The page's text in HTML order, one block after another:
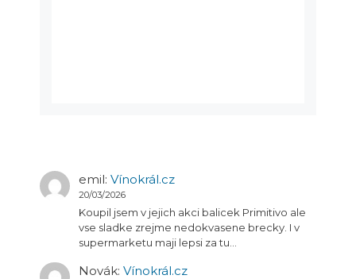
emil: Vínokrál.cz
20/03/2026
Koupil jsem v jejich akci balicek Primitivo ale
vse sladke zrejme nedokvasene brecky. I v
supermarketu maji lepsi za tu…
Novák: Vínokrál.cz